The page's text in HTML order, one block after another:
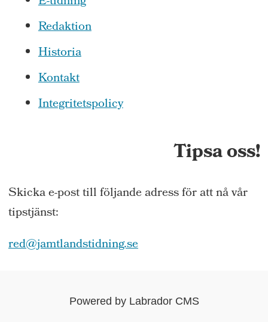
Redaktion
Historia
Kontakt
Integritetspolicy
Tipsa oss!
Skicka e-post till följande adress för att nå vår
tipstjänst:
red@jamtlandstidning.se
Powered by Labrador CMS